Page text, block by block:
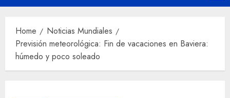
Home
Noticias Mundiales
Previsión meteorológica: Fin de vacaciones en Baviera:
húmedo y poco soleado